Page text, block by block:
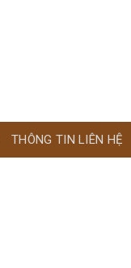
THÔNG TIN LIÊN HỆ